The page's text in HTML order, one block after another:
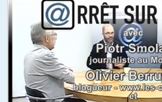
ALERTER
Bob//12.05.2014 à 17h17
Vous allez voir que les américains vont